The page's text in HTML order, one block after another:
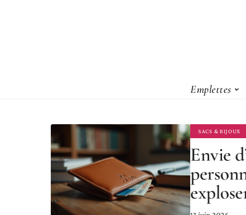
Emplettes
SACS & BIJOUX
Envie